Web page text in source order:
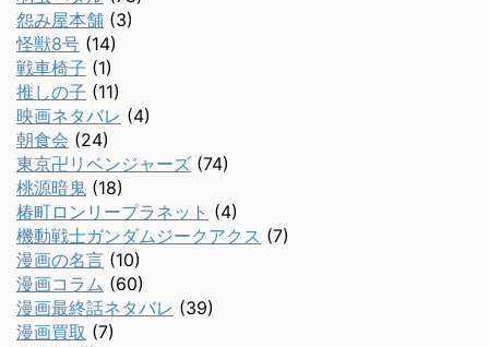
怨み屋本舗 (3)
怪獣8号 (14)
戦車椅子 (1)
推しの子 (11)
映画ネタバレ (4)
朝食会 (24)
東京卍リベンジャーズ (74)
桃源暗鬼 (18)
椿町ロンリープラネット (4)
機動戦士ガンダムジークアクス (7)
漫画の名言 (10)
漫画コラム (60)
漫画最終話ネタバレ (39)
漫画買取 (7)